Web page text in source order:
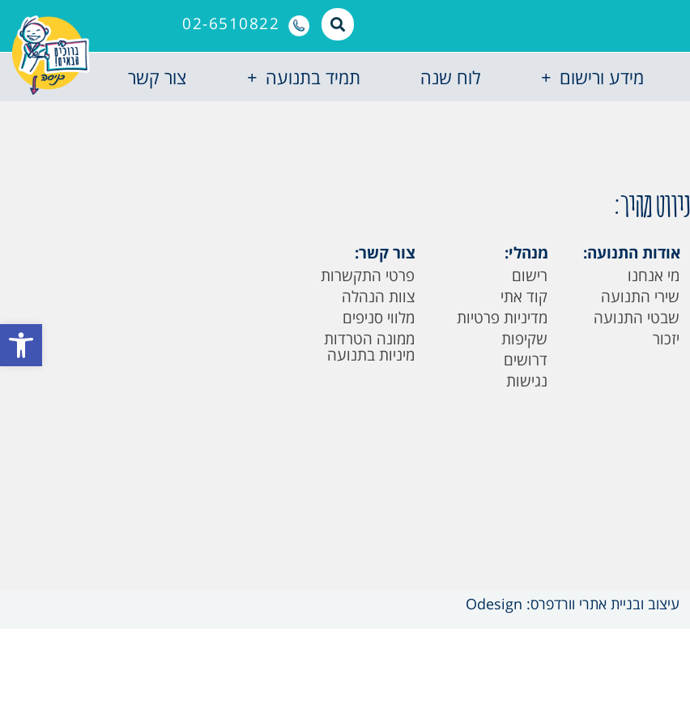
פתח
02-6510822
מידע ורישום לוח שנה תמיד בתנועה צור קשר
ניווט מהיר:
אודות התנועה:
מי אנחנו
שירי התנועה
שבטי התנועה
יזכור
מנהלי:
רישום
קוד אתי
מדיניות פרטיות
שקיפות
דרושים
נגישות
צור קשר:
פרטי התקשרות
צוות הנהלה
מלווי סניפים
ממונה הטרדות
מיניות בתנועה
עיצוב ובניית אתרי וורדפרס: Odesign